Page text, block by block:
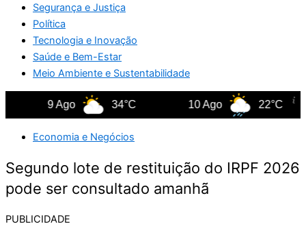
Segurança e Justiça
Política
Tecnologia e Inovação
Saúde e Bem-Estar
Meio Ambiente e Sustentabilidade
9 Ago 34°C 10 Ago 22°C
Economia e Negócios
Segundo lote de restituição do IRPF 2026
pode ser consultado amanhã
PUBLICIDADE